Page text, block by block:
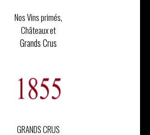
Nos Vins primés,
Châteaux et
Grands Crus
GRANDS CRUS